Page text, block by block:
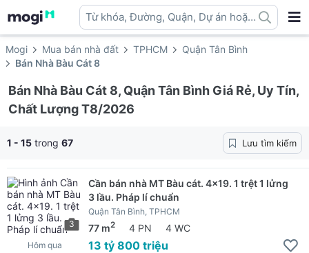
Từ khóa, Đường, Quận, Dự án hoặc
địa danh ...
Mogi Mua bán nhà đất TPHCM
Quận Tân Bình
Bán Nhà Bàu Cát 8
Bán Nhà Bàu Cát 8, Quận Tân Bình Giá Rẻ, Uy Tín,
Chất Lượng T8/2026
1 - 15 trong 67 Lưu tìm kiếm
3
Cần bán nhà MT Bàu cát. 4x19. 1 trệt 1 lửng
3 lầu. Pháp lí chuẩn
Quận Tân Bình, TPHCM
77 m2 4 PN 4 WC
13 tỷ 800 triệu
Hôm qua